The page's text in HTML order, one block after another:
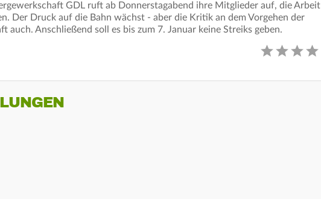
GDL ruft ab Donnerstagabend ihre Mitglieder auf, die Arbeit
Der Druck auf die Bahn wächst - aber die Kritik an dem Vorgehen der
auch. Anschließend soll es bis zum 7. Januar keine Streiks geben.